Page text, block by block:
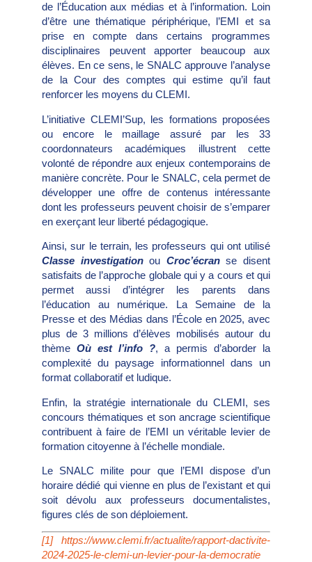
de l’Éducation aux médias et à l’information. Loin
d’être une thématique périphérique, l’EMI et sa
prise en compte dans certains programmes
disciplinaires peuvent apporter beaucoup aux
élèves. En ce sens, le SNALC approuve l’analyse
de la Cour des comptes qui estime qu’il faut
renforcer les moyens du CLEMI.
L’initiative CLEMI’Sup, les formations proposées
ou encore le maillage assuré par les 33
coordonnateurs académiques illustrent cette
volonté de répondre aux enjeux contemporains de
manière concrète. Pour le SNALC, cela permet de
développer une offre de contenus intéressante
dont les professeurs peuvent choisir de s’emparer
en exerçant leur liberté pédagogique.
Ainsi, sur le terrain, les professeurs qui ont utilisé
Classe investigationou Croc’écranse disent
satisfaits de l’approche globale qui y a cours et qui
permet aussi d’intégrer les parents dans
l’éducation au numérique. La Semaine de la
Presse et des Médias dans l’École en 2025, avec
plus de 3 millions d’élèves mobilisés autour du
thème Où est l’info ?, a permis d’aborder la
complexité du paysage informationnel dans un
format collaboratif et ludique.
Enfin, la stratégie internationale du CLEMI, ses
concours thématiques et son ancrage scientifique
contribuent à faire de l’EMI un véritable levier de
formation citoyenne à l’échelle mondiale.
Le SNALC milite pour que l’EMI dispose d’un
horaire dédié qui vienne en plus de l’existant et qui
soit dévolu aux professeurs documentalistes,
figures clés de son déploiement.
[1]
https://www.clemi.fr/actualite/rapport-dactivite-
2024-2025-le-clemi-un-levier-pour-la-democratie